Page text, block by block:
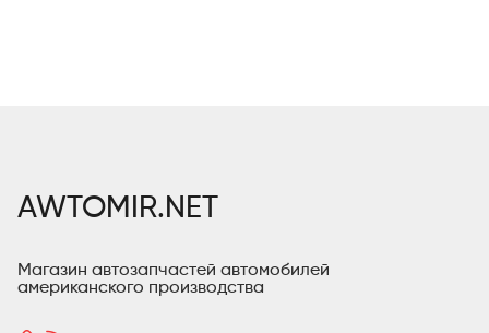
AWTOMIR.NET
Магазин автозапчастей автомобилей
американского производства